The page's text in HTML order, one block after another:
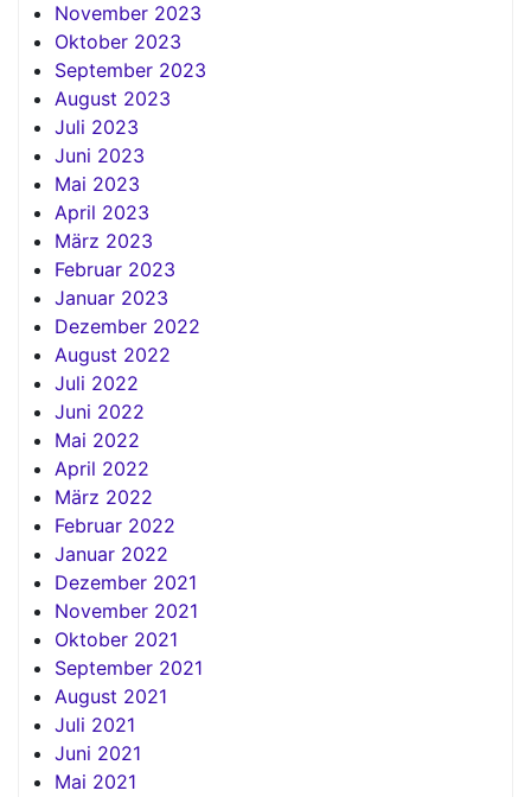
November 2023
Oktober 2023
September 2023
August 2023
Juli 2023
Juni 2023
Mai 2023
April 2023
März 2023
Februar 2023
Januar 2023
Dezember 2022
August 2022
Juli 2022
Juni 2022
Mai 2022
April 2022
März 2022
Februar 2022
Januar 2022
Dezember 2021
November 2021
Oktober 2021
September 2021
August 2021
Juli 2021
Juni 2021
Mai 2021